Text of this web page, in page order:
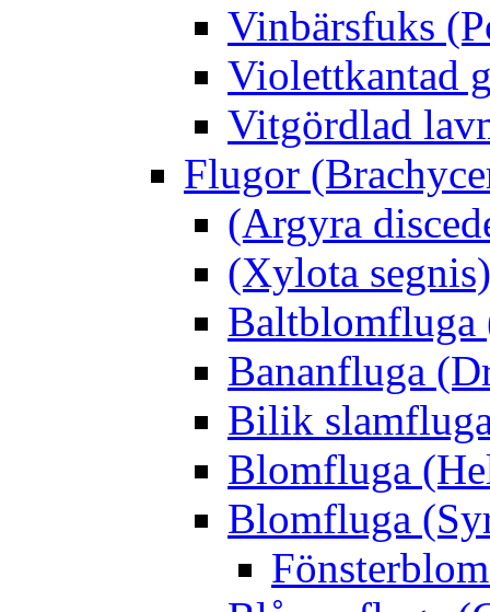
Vinbärsfuks
Violettkantad
Vitgördlad
Flugor
(Argyra
(Xylota segnis)
Baltblomfluga
Bananfluga
Bilik
Blomfluga
Blomfluga